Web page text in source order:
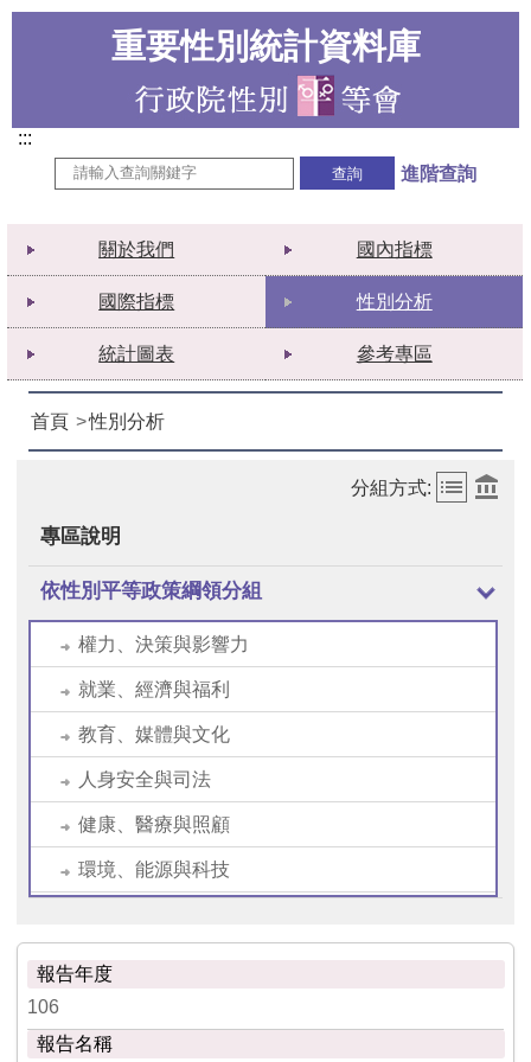
重要性別統計資料庫
進階查詢
關於我們 國內指標
國際指標 性別分析
統計圖表 參考專區
首頁 性別分析
分組方式:
專區說明
依性別平等政策綱領分組
權力、決策與影響力
就業、經濟與福利
教育、媒體與文化
人身安全與司法
健康、醫療與照顧
環境、能源與科技
106